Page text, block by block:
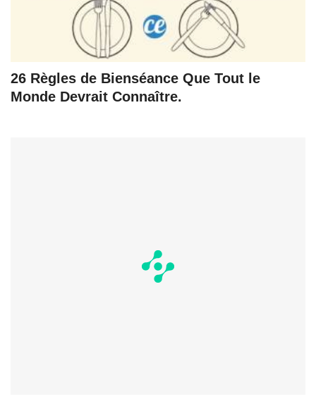
26 Règles de Bienséance Que Tout le
Monde Devrait Connaître.